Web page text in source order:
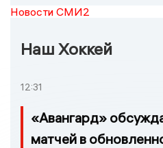
Новости СМИ2
Наш Хоккей
12:31
«Авангард»
матчей в